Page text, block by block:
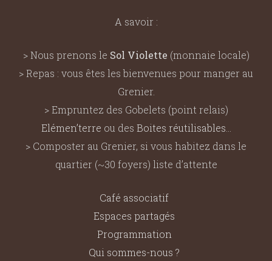
A savoir :
> Nous prenons le Sol Violette (monnaie locale)
> Repas : vous êtes les bienvenues pour manger au
Grenier.
> Empruntez des Gobelets (point relais)
Elémen’terre ou des Boites réutilisables
> Composter au Grenier, si vous habitez dans le
quartier (~30 foyers) liste d’attente
Café associatif
Espaces partagés
Programmation
Qui sommes-nous ?